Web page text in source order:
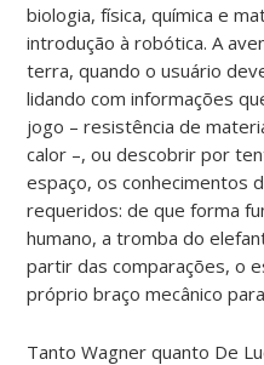
biologia, física, química e
introdução à robótica. A
terra, quando o usuário
lidando com informações
jogo – resistência de
calor –, ou descobrir por
espaço, os conhecimentos
requeridos: de que forma
humano, a tromba do
partir das comparações, o
próprio braço mecânico
Tanto Wagner quanto De